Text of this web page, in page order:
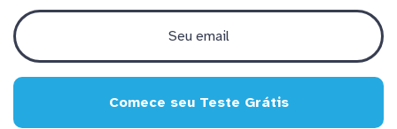
Comece seu Teste Grátis